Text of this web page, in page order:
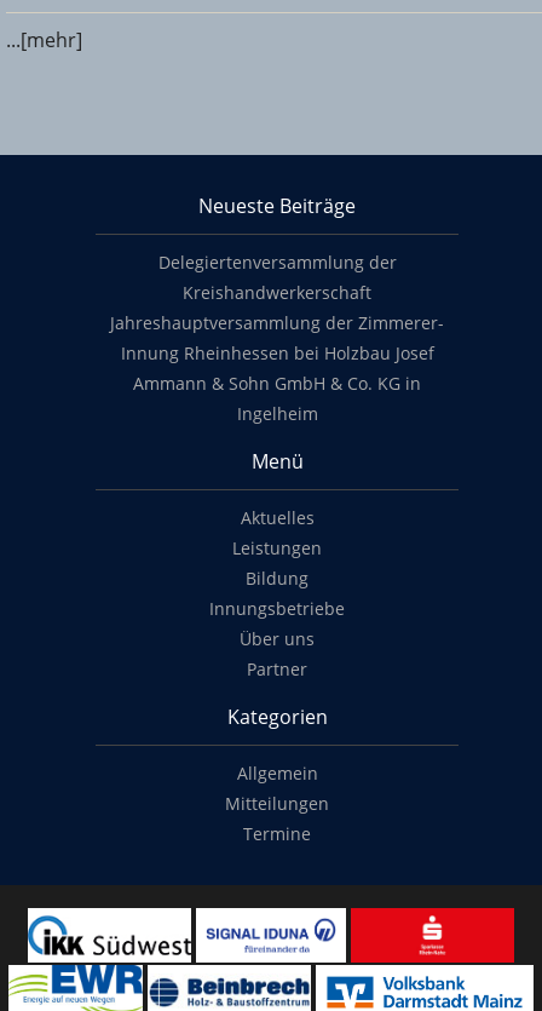
...[mehr]
Neueste Beiträge
Delegiertenversammlung der
Kreishandwerkerschaft
Jahreshauptversammlung der Zimmerer-
Innung Rheinhessen bei Holzbau Josef
Ammann & Sohn GmbH & Co. KG in
Ingelheim
Menü
Aktuelles
Leistungen
Bildung
Innungsbetriebe
Über uns
Partner
Kategorien
Allgemein
Mitteilungen
Termine
© 2014-2022 Classymade GmbH. Alle Rechte vorbehalten.